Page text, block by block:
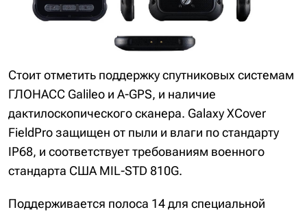
Стоит отметить поддержку спутниковых системам
ГЛОНАСС Galileo и A-GPS, и наличие
дактилоскопического сканера. Galaxy XCover
FieldPro защищен от пыли и влаги по стандарту
IP68, и соответствует требованиям военного
стандарта США MIL-STD 810G.
Поддерживается полоса 14 для специальной